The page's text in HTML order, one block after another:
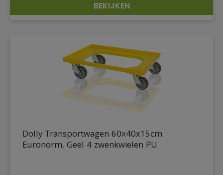
DETAILS
BEKIJKEN
Dolly Transportwagen 60x40x15cm
Euronorm, Geel 4 zwenkwielen PU